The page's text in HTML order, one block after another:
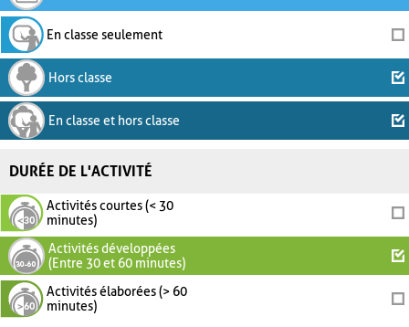
En classe seulement
Hors classe
En classe et hors classe
DURÉE DE L'ACTIVITÉ
Activités courtes (< 30
minutes)
Activités développées
(Entre 30 et 60 minutes)
Activités élaborées (> 60
minutes)